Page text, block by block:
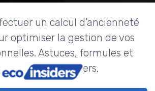
un calcul d’ancienneté
optimiser la gestion de vos
Astuces, formules et
pour particuliers.